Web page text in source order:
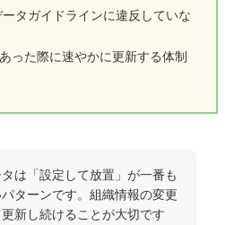
タガイドラインに違反していな
った際に速やかに更新する体制
は「設定して放置」が一番も
ターンです。組織情報の変更
新し続けることが大切です